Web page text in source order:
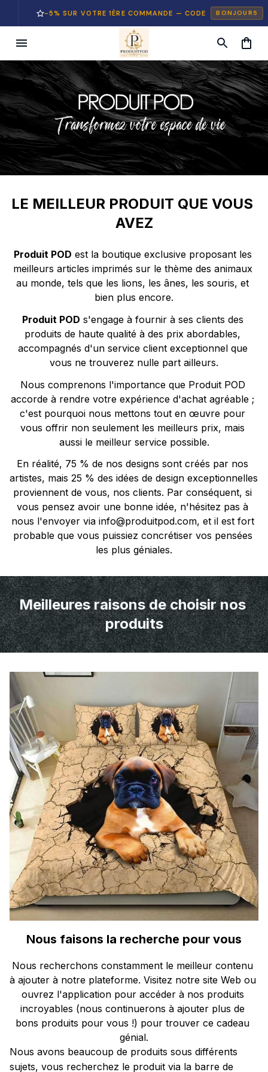
-5% SUR VOTRE 1ÈRE COMMANDE — CODE BONJOUR5
LE MEILLEUR PRODUIT QUE VOUS
AVEZ
Produit POD est la boutique exclusive proposant les
meilleurs articles imprimés sur le thème des animaux
au monde, tels que les lions, les ânes, les souris, et
bien plus encore.
Produit POD s'engage à fournir à ses clients des
produits de haute qualité à des prix abordables,
accompagnés d'un service client exceptionnel que
vous ne trouverez nulle part ailleurs.
Nous comprenons l'importance que Produit POD
accorde à rendre votre expérience d'achat agréable ;
c'est pourquoi nous mettons tout en œuvre pour
vous offrir non seulement les meilleurs prix, mais
aussi le meilleur service possible.
En réalité, 75 % de nos designs sont créés par nos
artistes, mais 25 % des idées de design exceptionnelles
proviennent de vous, nos clients. Par conséquent, si
vous pensez avoir une bonne idée, n'hésitez pas à
nous l'envoyer via info@produitpod.com, et il est fort
probable que vous puissiez concrétiser vos pensées
les plus géniales.
Meilleures raisons de choisir nos
produits
Nous faisons la recherche pour vous
Nous recherchons constamment le meilleur contenu
à ajouter à notre plateforme. Visitez notre site Web ou
ouvrez l'application pour accéder à nos produits
incroyables (nous continuerons à ajouter plus de
bons produits pour vous !) pour trouver ce cadeau
génial.
Nous avons beaucoup de produits sous différents
sujets, vous recherchez le produit via la barre de